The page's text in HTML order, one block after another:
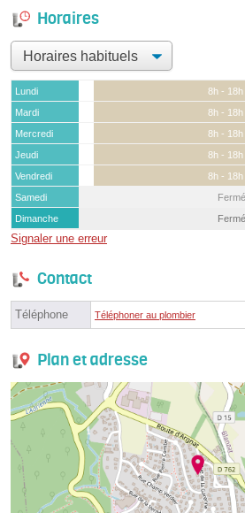
Horaires
Lundi
8h - 18h
Mardi
8h - 18h
Mercredi
8h - 18h
Jeudi
8h - 18h
Vendredi
8h - 18h
Samedi
Fermé
Dimanche
Fermé
Signaler une erreur
Contact
Téléphone Téléphoner au plombier
Plan et adresse